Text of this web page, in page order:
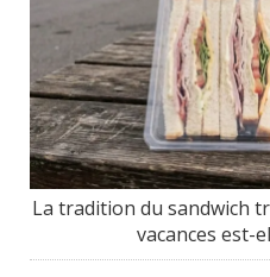
La tradition du sandwich
vacances est-